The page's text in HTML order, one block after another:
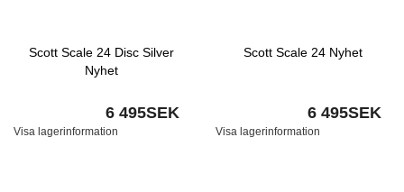
Scott Scale 24 Disc Silver
Nyhet
6 495SEK
Visa lagerinformation
Scott Scale 24 Nyhet
6 495SEK
Visa lagerinformation